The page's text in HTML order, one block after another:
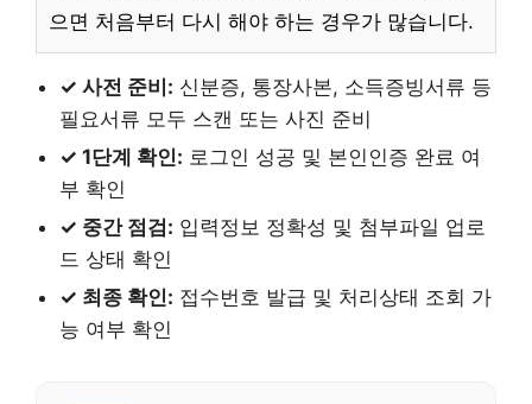
으면 처음부터 다시 해야 하는 경우가 많습니다.
✓ 사전 준비: 신분증, 통장사본, 소득증빙서류 등
필요서류 모두 스캔 또는 사진 준비
✓ 1단계 확인: 로그인 성공 및 본인인증 완료 여
부 확인
✓ 중간 점검: 입력정보 정확성 및 첨부파일 업로
드 상태 확인
✓ 최종 확인: 접수번호 발급 및 처리상태 조회 가
능 여부 확인